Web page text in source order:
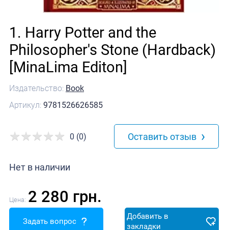
Издательство: Book
Артикул: 9781526626585
1. Harry Potter and the
Philosopher's Stone (Hardback)
[MinaLima Editon]
Нет в наличии
0 (0) Оставить отзыв ›
Цена: 2 280 грн.
Задать вопрос
Добавить в
закладки